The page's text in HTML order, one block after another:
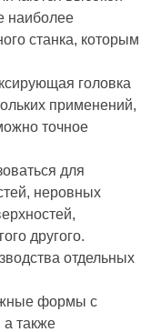
наиболее
станка, которым
головка
применений,
точное
для
неровных
другого.
отдельных
формы с
а также